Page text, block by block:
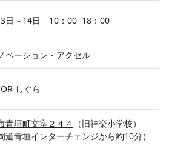
日～14日 10：00−18：00
ベーション・アクセル
しぐら
青垣町文室２４４
（旧神楽小学校）
道青垣インターチェンジから約10分）